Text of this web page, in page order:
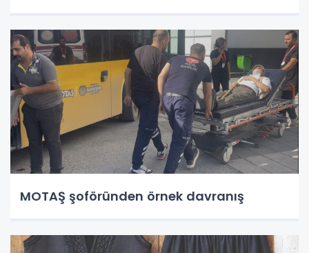
MOTAŞ şoföründen örnek davranış